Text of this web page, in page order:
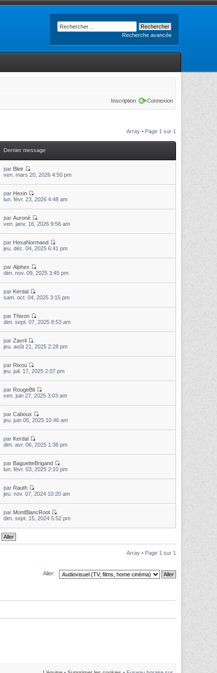
Recherche avancée
Inscription Connexion
Array • Page 1 sur 1
Dernier message
par Bleir
ven. mars 20, 2026 4:50 pm
par Hexin
lun. févr. 23, 2026 4:48 am
parAuroné
ven. janv. 16, 2026 9:56 am
par HexaNormand
jeu. déc. 04, 2025 6:41 pm
parAlphex
dim. nov. 09, 2025 3:45 pm
par Kerdal
sam. oct. 04, 2025 3:15 pm
parThivon
dim. sept. 07, 2025 8:53 am
parZavril
jeu. août 21, 2025 2:28 pm
par Rixou
jeu. juil. 17, 2025 2:07 pm
par RougeBit
ven. juin 27, 2025 3:03 am
parCaboux
jeu. juin 05, 2025 10:46 am
par Kerdal
dim. avr. 06, 2025 1:36 pm
par BaguetteBrigand
lun. févr. 03, 2025 2:10 pm
par Rauth
jeu. nov. 07, 2024 10:20 am
par MontBlancRoot
dim. sept. 15, 2024 5:52 pm
Array • Page 1 sur 1
Aller: